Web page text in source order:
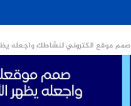
صمم موقع الكتروني لنشاطك واجعله